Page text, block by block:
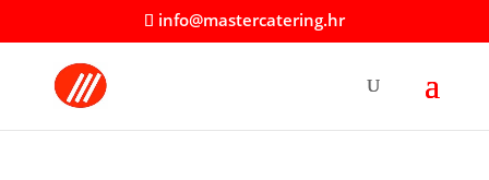
info@mastercatering.hr